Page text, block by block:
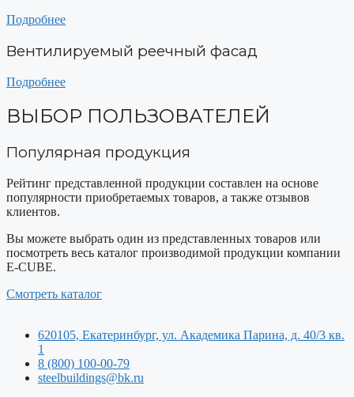
Подробнее
Вентилируемый реечный фасад
Подробнее
ВЫБОР ПОЛЬЗОВАТЕЛЕЙ
Популярная продукция
Рейтинг представленной продукции составлен на основе
популярности приобретаемых товаров, а также отзывов
клиентов.
Вы можете выбрать один из представленных товаров или
посмотреть весь каталог производимой продукции компании
E-CUBE.
Смотреть каталог
620105, Екатеринбург, ул. Академика Парина, д. 40/3 кв.
1
8 (800) 100-00-79
steelbuildings@bk.ru